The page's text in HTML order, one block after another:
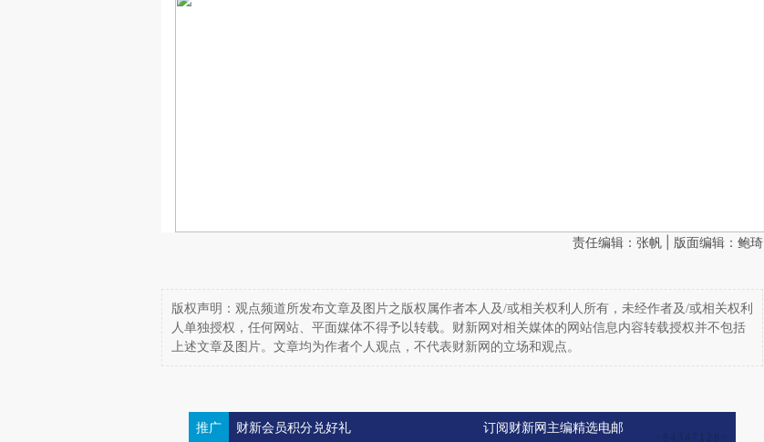
责任编辑：张帆 | 版面编辑：鲍琦
版权声明：观点频道所发布文章及图片之版权属作者本人及/或相关权利人所有，未经作者及/或相关权利
人单独授权，任何网站、平面媒体不得予以转载。财新网对相关媒体的网站信息内容转载授权并不包括
上述文章及图片。文章均为作者个人观点，不代表财新网的立场和观点。
推广 财新会员积分兑好礼 订阅财新网主编精选电邮